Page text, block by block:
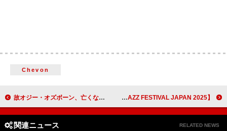
Chevon
故オジー・オズボーン、亡くなるまでの6年間を記録したドキュメンタリーの予告編が公開 【MONTREUX JAZZ FESTIVAL JAPAN 2025】第一弾出演アーティスト＆メインビジュアル解禁
関連ニュース RELATED NEWS